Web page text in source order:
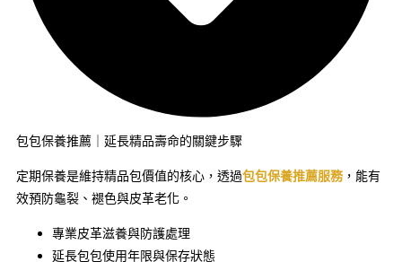
包包保養推薦｜延長精品壽命的關鍵步驟
定期保養是維持精品包價值的核心，透過包包保養推薦服務 ，能有
效預防龜裂、褪色與皮革老化。
專業皮革滋養與防護處理
延長包包使用年限與保存狀態